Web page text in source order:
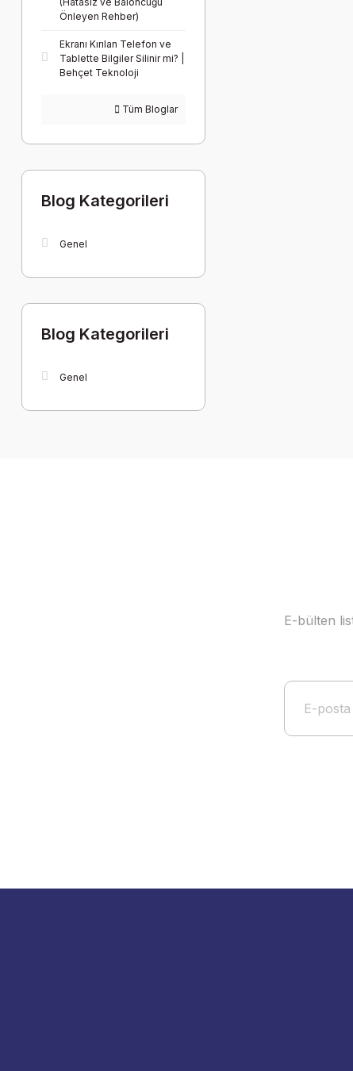
Önleyen Rehber)
Ekranı Kırılan Telefon ve
Tablette Bilgiler Silinir mi? |
Behçet Teknoloji
Tüm Bloglar
Blog Kategorileri
Genel
Blog Kategorileri
Genel
E-bülten